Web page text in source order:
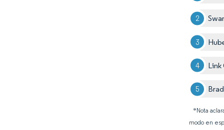
Link
*Nota
modo en